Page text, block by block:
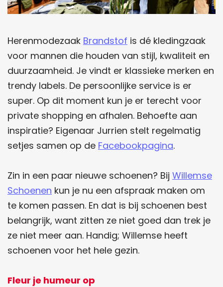
Herenmodezaak Brandstof is dé kledingzaak
voor mannen die houden van stijl, kwaliteit en
duurzaamheid. Je vindt er klassieke merken en
trendy labels. De persoonlijke service is er
super. Op dit moment kun je er terecht voor
private shopping en afhalen. Behoefte aan
inspiratie? Eigenaar Jurrien stelt regelmatig
setjes samen op de Facebookpagina.
Zin in een paar nieuwe schoenen? Bij Willemse
Schoenen kun je nu een afspraak maken om
te komen passen. En dat is bij schoenen best
belangrijk, want zitten ze niet goed dan trek je
ze niet meer aan. Handig; Willemse heeft
schoenen voor het hele gezin.
Fleur je humeur op